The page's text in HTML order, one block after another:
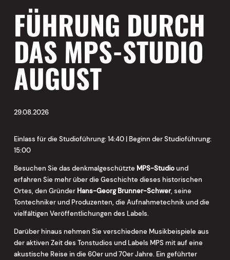
FÜHRUNG DURCH
DAS MPS-STUDIO
AUGUST
29.08.2026
Einlass für die Studioführung: 14:40 | Beginn der Studioführung:
15:00
Besuchen Sie das denkmalgeschützte MPS-Studiound
erfahren Sie mehr über die Geschichte dieses historischen
Ortes, den Gründer Hans-Georg Brunner-Schwer, seine
Tontechniker und Produzenten, die Aufnahmetechnik und die
vielfältigen Veröffentlichungen des Labels.
Darüber hinaus nehmen Sie verschiedene Musikbeispiele aus
der aktiven Zeit des Tonstudios und Labels MPS mit auf eine
akustische Reise in die 60er und 70er Jahre. Ein geführter